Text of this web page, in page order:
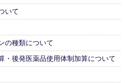
いて
の種類について
・後発医薬品使用体制加算について